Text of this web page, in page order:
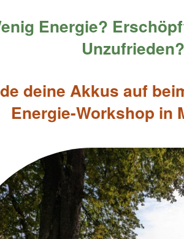
Energie?
Unzufrieden?
deine Akkus auf
Energie-Workshop in